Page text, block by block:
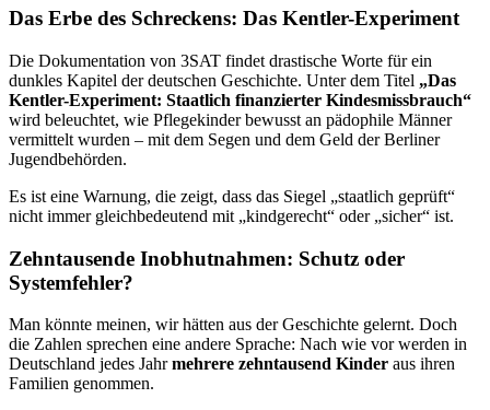
Das Erbe des Schreckens: Das Kentler-Experiment
Die Dokumentation von 3SAT findet drastische Worte für ein
dunkles Kapitel der deutschen Geschichte. Unter dem Titel „Das
Kentler-Experiment: Staatlich finanzierter Kindesmissbrauch“
wird beleuchtet, wie Pflegekinder bewusst an pädophile Männer
vermittelt wurden – mit dem Segen und dem Geld der Berliner
Jugendbehörden.
Es ist eine Warnung, die zeigt, dass das Siegel „staatlich geprüft“
nicht immer gleichbedeutend mit „kindgerecht“ oder „sicher“ ist.
Zehntausende Inobhutnahmen: Schutz oder
Systemfehler?
Man könnte meinen, wir hätten aus der Geschichte gelernt. Doch
die Zahlen sprechen eine andere Sprache: Nach wie vor werden in
Deutschland jedes Jahrmehrere zehntausend Kinder aus ihren
Familien genommen.